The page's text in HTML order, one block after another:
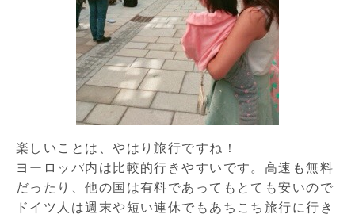
楽しいことは、やはり旅行ですね！
ヨーロッパ内は比較的行きやすいです。高速も無料
だったり、他の国は有料であってもとても安いので
ドイツ人は週末や短い連休でもあちこち旅行に行き